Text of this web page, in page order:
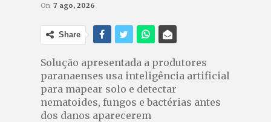
On 7 ago, 2026
Share
Solução apresentada a produtores
paranaenses usa inteligência artificial
para mapear solo e detectar
nematoides, fungos e bactérias antes
dos danos aparecerem